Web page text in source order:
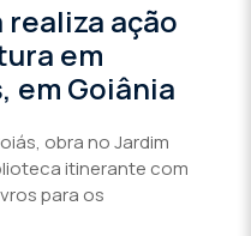
ação
em
em Goiânia
obra no Jardim
itinerante com
para os